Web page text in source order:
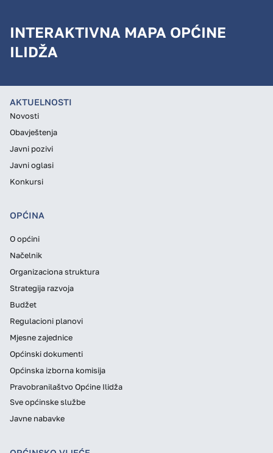
INTERAKTIVNA MAPA OPĆINE
ILIDŽA
AKTUELNOSTI
Novosti
Obavještenja
Javni pozivi
Javni oglasi
Konkursi
OPĆINA
O općini
Načelnik
Organizaciona struktura
Strategija razvoja
Budžet
Regulacioni planovi
Mjesne zajednice
Općinski dokumenti
Općinska izborna komisija
Pravobranilaštvo Općine Ilidža
Sve općinske službe
Javne nabavke